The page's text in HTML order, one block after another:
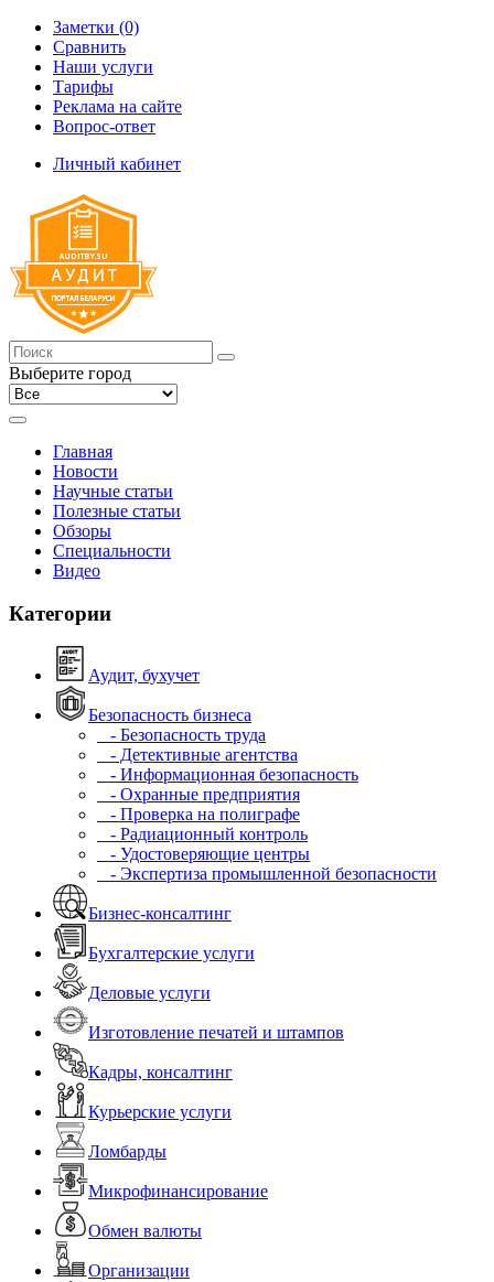
Заметки (0)
Сравнить
Наши услуги
Тарифы
Реклама на сайте
Вопрос-ответ
Личный кабинет
Выберите город
Главная
Новости
Научные статьи
Полезные статьи
Обзоры
Специальности
Видео
Категории
Аудит, бухучет
Безопасность бизнеса
- Безопасность труда
- Детективные агентства
- Информационная безопасность
- Охранные предприятия
- Проверка на полиграфе
- Радиационный контроль
- Удостоверяющие центры
- Экспертиза промышленной безопасности
Бизнес-консалтинг
Бухгалтерские услуги
Деловые услуги
Изготовление печатей и штампов
Кадры, консалтинг
Курьерские услуги
Ломбарды
Микрофинансирование
Обмен валюты
Организации